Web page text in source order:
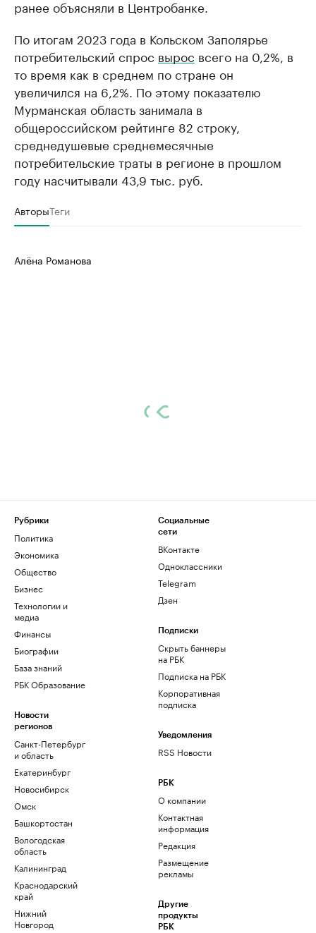
ранее объясняли в Центробанке.
По итогам 2023 года в Кольском Заполярье
потребительский спрос вырос всего на 0,2%, в
то время как в среднем по стране он
увеличился на 6,2%. По этому показателю
Мурманская область занимала в
общероссийском рейтинге 82 строку,
среднедушевые среднемесячные
потребительские траты в регионе в прошлом
году насчитывали 43,9 тыс. руб.
АвторыТеги
Алёна Романова
Рубрики
Политика
Экономика
Общество
Бизнес
Технологии и
медиа
Финансы
Биографии
База знаний
РБК Образование
Новости
регионов
Санкт-Петербург
и область
Екатеринбург
Новосибирск
Омск
Башкортостан
Вологодская
область
Калининград
Краснодарский
край
Нижний
Новгород
Социальные
сети
ВКонтакте
Одноклассники
Telegram
Дзен
Подписки
Скрыть баннеры
на РБК
Подписка на РБК
Корпоративная
подписка
Уведомления
RSS Новости
РБК
О компании
Контактная
информация
Редакция
Размещение
рекламы
Другие
продукты
РБК